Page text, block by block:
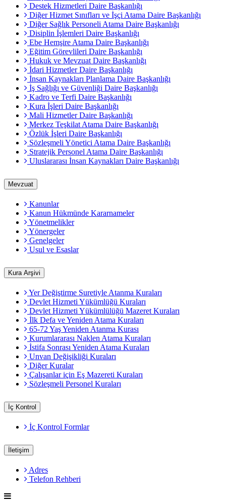
Destek Hizmetleri Daire Başkanlığı
Diğer Hizmet Sınıfları ve İşçi Atama Daire Başkanlığı
Diğer Sağlık Personeli Atama Daire Başkanlığı
Disiplin İşlemleri Daire Başkanlığı
Ebe Hemşire Atama Daire Başkanlığı
Eğitim Görevlileri Daire Başkanlığı
Hukuk ve Mevzuat Daire Başkanlığı
İdari Hizmetler Daire Başkanlığı
İnsan Kaynakları Planlama Daire Başkanlığı
İş Sağlığı ve Güvenliği Daire Başkanlığı
Kadro ve Terfi Daire Başkanlığı
Kura İşleri Daire Başkanlığı
Mali Hizmetler Daire Başkanlığı
Merkez Teşkilat Atama Daire Başkanlığı
Özlük İşleri Daire Başkanlığı
Sözleşmeli Yönetici Atama Daire Başkanlığı
Stratejik Personel Atama Daire Başkanlığı
Uluslararası İnsan Kaynakları Daire Başkanlığı
Mevzuat
Kanunlar
Kanun Hükmünde Kararnameler
Yönetmelikler
Yönergeler
Genelgeler
Usul ve Esaslar
Kura Arşivi
Yer Değiştirme Suretiyle Atanma Kuraları
Devlet Hizmeti Yükümlüğü Kuraları
Devlet Hizmeti Yükümlülüğü Mazeret Kuraları
İlk Defa ve Yeniden Atama Kuraları
65-72 Yaş Yeniden Atanma Kurası
Kurumlararası Naklen Atama Kuraları
İstifa Sonrası Yeniden Atama Kuraları
Unvan Değişikliği Kuraları
Diğer Kuralar
Çalışanlar için Eş Mazereti Kuraları
Sözleşmeli Personel Kuraları
İç Kontrol
İç Kontrol Formlar
İletişim
Adres
Telefon Rehberi